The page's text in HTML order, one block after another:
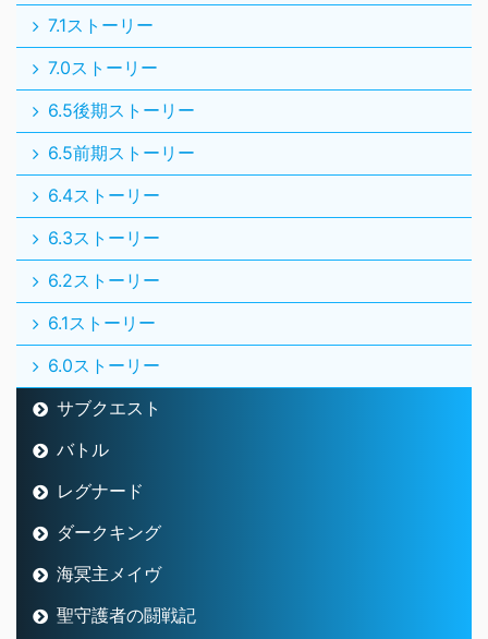
7.1ストーリー
7.0ストーリー
6.5後期ストーリー
6.5前期ストーリー
6.4ストーリー
6.3ストーリー
6.2ストーリー
6.1ストーリー
6.0ストーリー
サブクエスト
バトル
レグナード
ダークキング
海冥主メイヴ
聖守護者の闘戦記